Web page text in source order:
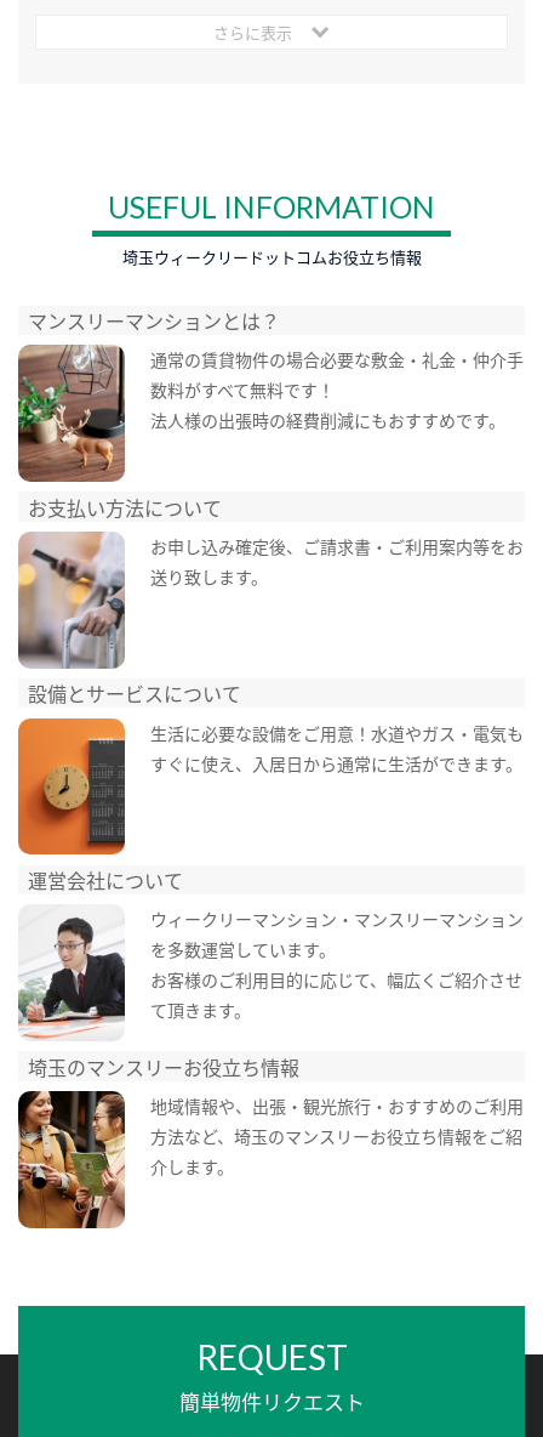
さらに表示
USEFUL INFORMATION
埼玉ウィークリードットコムお役立ち情報
マンスリーマンションとは？
通常の賃貸物件の場合必要な敷金・礼金・仲介手
数料がすべて無料です！
法人様の出張時の経費削減にもおすすめです。
お支払い方法について
お申し込み確定後、ご請求書・ご利用案内等をお
送り致します。
設備とサービスについて
生活に必要な設備をご用意！水道やガス・電気も
すぐに使え、入居日から通常に生活ができます。
運営会社について
ウィークリーマンション・マンスリーマンション
を多数運営しています。
お客様のご利用目的に応じて、幅広くご紹介させ
て頂きます。
埼玉のマンスリーお役立ち情報
地域情報や、出張・観光旅行・おすすめのご利用
方法など、埼玉のマンスリーお役立ち情報をご紹
介します。
REQUEST
簡単物件リクエスト